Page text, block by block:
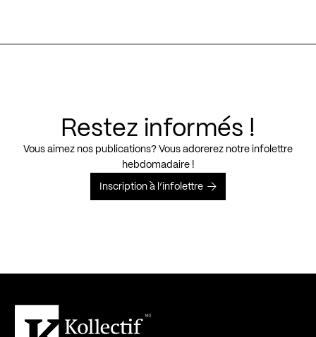
Restez informés !
Vous aimez nos publications? Vous adorerez notre infolettre
hebdomadaire !
Inscription à l’infolettre